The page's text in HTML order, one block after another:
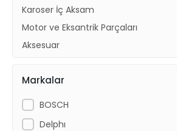
Karoser İç Aksam
Motor ve Eksantrik Parçaları
Aksesuar
Kaporta Ürünleri
Yakıt Ve Egzoz
Markalar
BOSCH
Delphı